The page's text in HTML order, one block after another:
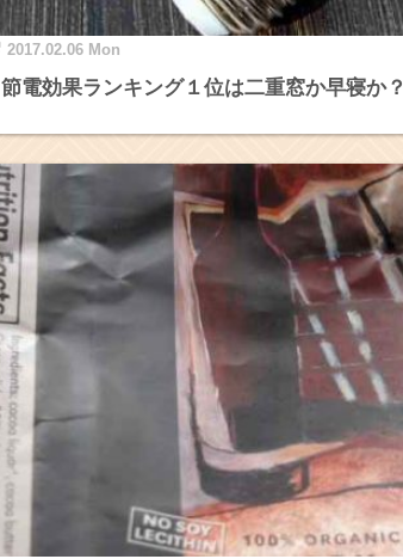
2017.02.06 Mon
節電効果ランキング１位は二重窓か早寝か？